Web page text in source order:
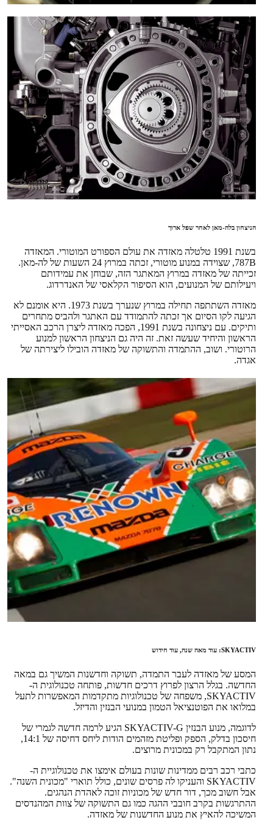
הניצחון בלה-מאן לאחר שפל ארוך
בשנת 1991 טלטלה מאזדה את עולם הספורט המוטורי. המאזדה
787B, שצוידה במנוע מוטורי, זכתה במרוץ 24 השעות של לה-מאן.
זכייתה של מאזדה במרוץ המאתגר הזה, שבוחן את עמידותם
ויעילותם של המנועים, הוא הסיפור הקלאסי של האנדרדוג.
מאזדה השתתפה תחילה במרוץ שנערך בשנת 1973. היא אומנם לא
הגיעה לקו הסיום אך זכתה להתמודד עם האתגר ולהביס מתחרים
ותיקים. עם ניצחונה בשנת 1991, הפכה מאזדה ליצרן הרכב האסייתי
הראשון והיחיד שעשה זאת. זה היה גם הניצחון הראשון למנוע
הרוטורי. ושוב, ההתמדה והתשוקה של מאזדה הובילו ליצירתה של
אגדה.
SKYACTIV: עוד מאה שנה, עוד חידוש
המסע של מאזדה לעבר התמדה, תשוקה וחדשנות המשיך גם במאה
החדשה. בגלל הרצון לפרוץ דרכים חדשות, פותחה טכנולוגית ה-
SKYACTIV, משפחה של טכנולוגיות מתקדמות המאפשרות לתעל
במלואו את הפוטנציאל הטמון במנועי הבנזין והדיזל.
לדוגמה, מנוע הבנזין SKYACTIV-G הגיע לרמה חדשה לגמרי של
חיסכון בדלק, הספק ופליטת מזהמים הודות ליחס דחיסה של 14:1,
נתון המתקבל רק במכונית מרוצים.
כתבי רכב רבים ממדינות שונות בעולם אימצו את טכנולוגיית ה-
SKYACTIV והעניקו לה פרסים שונים, כולל תוארי "מכונית השנה".
אבל חשוב מכך, דור חדש של מכוניות זוכה לאהדת הנהגים.
ההתרגשות בקרב חובבי ההגה כמו גם התשוקה של צוות המהנדסים
המשיכה להאיץ את מנוע החדשנות של מאזדה.